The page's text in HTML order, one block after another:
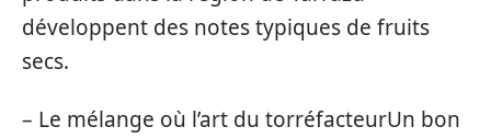
développent des notes typiques de fruits
secs.
– Le mélange où l’art du torréfacteurUn bon